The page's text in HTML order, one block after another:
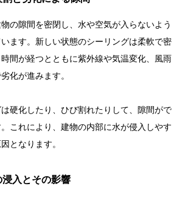
の隙間を密閉し、水や空気が入らないよう
ます。新しい状態のシーリングは柔軟で密
間が経つとともに紫外線や気温変化、風雨
化が進みます。
硬化したり、ひび割れたりして、隙間がで
これにより、建物の内部に水が侵入しやす
となります。
入とその影響